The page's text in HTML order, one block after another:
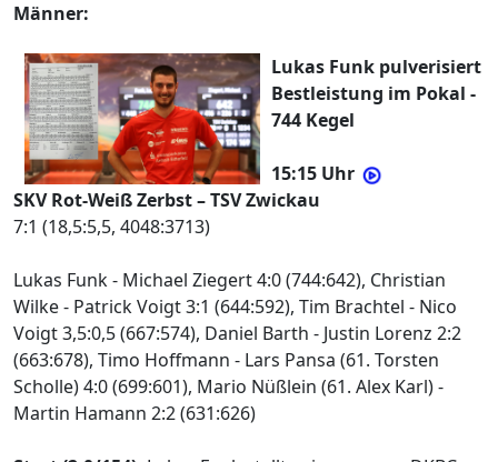
Männer:
Lukas Funk pulverisiert
Bestleistung im Pokal -
744 Kegel
15:15 Uhr
SKV Rot-Weiß Zerbst – TSV Zwickau
7:1 (18,5:5,5, 4048:3713)
Lukas Funk - Michael Ziegert 4:0 (744:642), Christian
Wilke - Patrick Voigt 3:1 (644:592), Tim Brachtel - Nico
Voigt 3,5:0,5 (667:574), Daniel Barth - Justin Lorenz 2:2
(663:678), Timo Hoffmann - Lars Pansa (61. Torsten
Scholle) 4:0 (699:601), Mario Nüßlein (61. Alex Karl) -
Martin Hamann 2:2 (631:626)